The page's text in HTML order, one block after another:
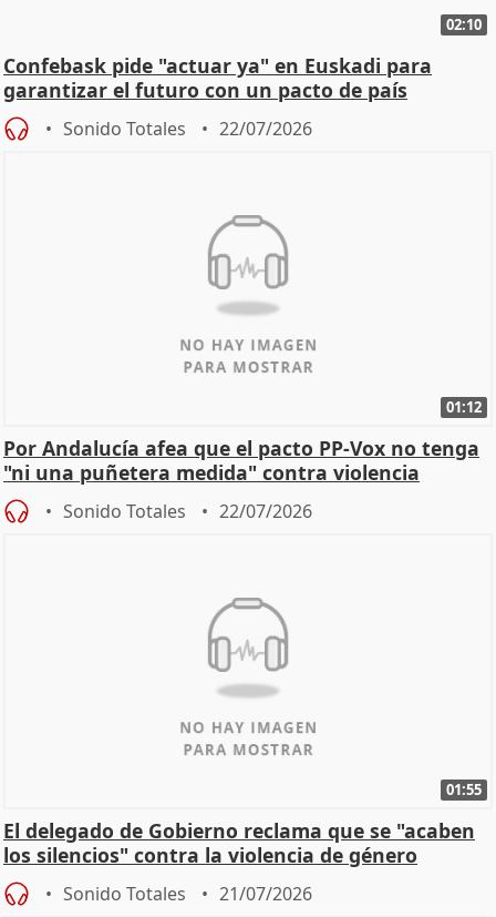
02:10
Confebask pide "actuar ya" en Euskadi para
garantizar el futuro con un pacto de país
Sonido Totales 22/07/2026
01:12
Por Andalucía afea que el pacto PP-Vox no tenga
"ni una puñetera medida" contra violencia
machista
Sonido Totales 22/07/2026
01:55
El delegado de Gobierno reclama que se "acaben
los silencios" contra la violencia de género
Sonido Totales 21/07/2026